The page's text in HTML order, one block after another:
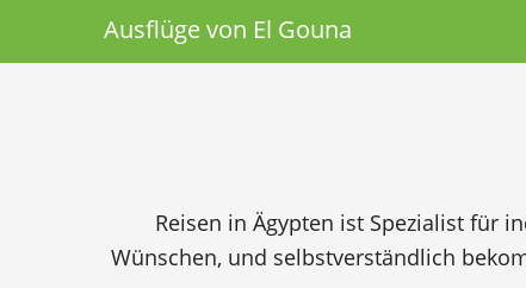
Ausflüge von El Gouna
Reisen in Ägypten ist Spezialist für
Wünschen, und selbstverständlich